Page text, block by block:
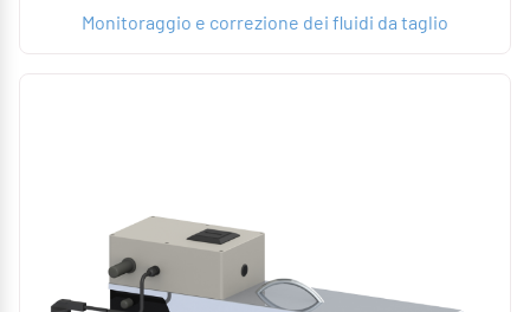
Monitoraggio e correzione dei fluidi da taglio